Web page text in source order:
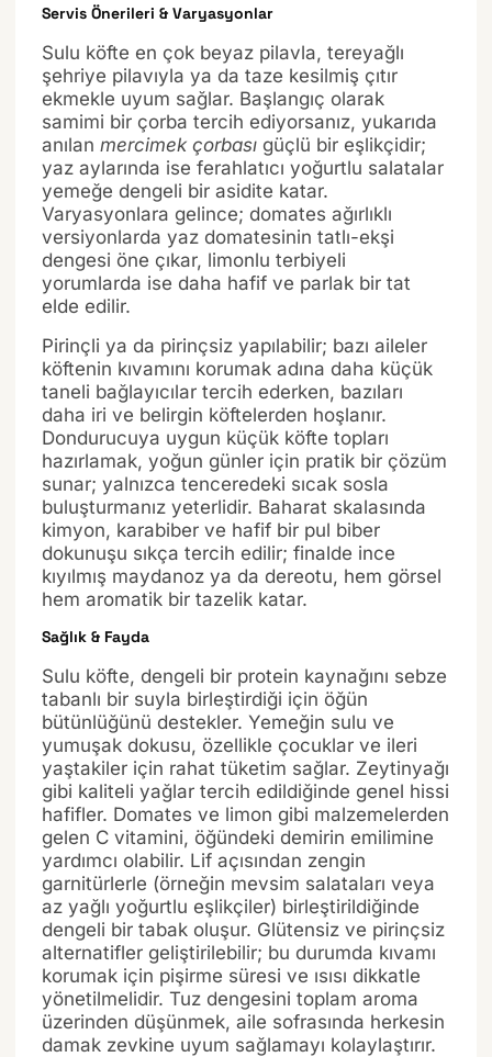
Servis Önerileri & Varyasyonlar
Sulu köfte en çok beyaz pilavla, tereyağlı
şehriye pilavıyla ya da taze kesilmiş çıtır
ekmekle uyum sağlar. Başlangıç olarak
samimi bir çorba tercih ediyorsanız, yukarıda
anılan mercimek çorbası güçlü bir eşlikçidir;
yaz aylarında ise ferahlatıcı yoğurtlu salatalar
yemeğe dengeli bir asidite katar.
Varyasyonlara gelince; domates ağırlıklı
versiyonlarda yaz domatesinin tatlı-ekşi
dengesi öne çıkar, limonlu terbiyeli
yorumlarda ise daha hafif ve parlak bir tat
elde edilir.
Pirinçli ya da pirinçsiz yapılabilir; bazı aileler
köftenin kıvamını korumak adına daha küçük
taneli bağlayıcılar tercih ederken, bazıları
daha iri ve belirgin köftelerden hoşlanır.
Dondurucuya uygun küçük köfte topları
hazırlamak, yoğun günler için pratik bir çözüm
sunar; yalnızca tenceredeki sıcak sosla
buluşturmanız yeterlidir. Baharat skalasında
kimyon, karabiber ve hafif bir pul biber
dokunuşu sıkça tercih edilir; finalde ince
kıyılmış maydanoz ya da dereotu, hem görsel
hem aromatik bir tazelik katar.
Sağlık & Fayda
Sulu köfte, dengeli bir protein kaynağını sebze
tabanlı bir suyla birleştirdiği için öğün
bütünlüğünü destekler. Yemeğin sulu ve
yumuşak dokusu, özellikle çocuklar ve ileri
yaştakiler için rahat tüketim sağlar. Zeytinyağı
gibi kaliteli yağlar tercih edildiğinde genel hissi
hafifler. Domates ve limon gibi malzemelerden
gelen C vitamini, öğündeki demirin emilimine
yardımcı olabilir. Lif açısından zengin
garnitürlerle (örneğin mevsim salataları veya
az yağlı yoğurtlu eşlikçiler) birleştirildiğinde
dengeli bir tabak oluşur. Glütensiz ve pirinçsiz
alternatifler geliştirilebilir; bu durumda kıvamı
korumak için pişirme süresi ve ısısı dikkatle
yönetilmelidir. Tuz dengesini toplam aroma
üzerinden düşünmek, aile sofrasında herkesin
damak zevkine uyum sağlamayı kolaylaştırır.